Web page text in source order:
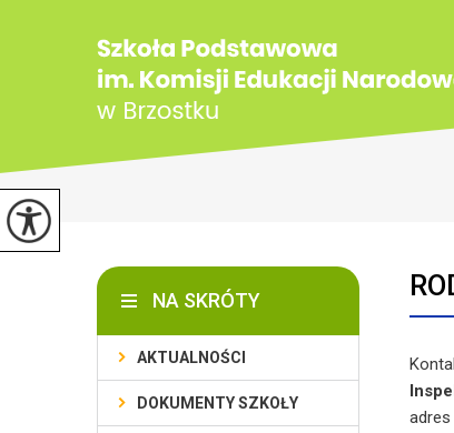
adres
NA SKRÓTY
AKTUALNOŚCI
DOKUMENTY SZKOŁY